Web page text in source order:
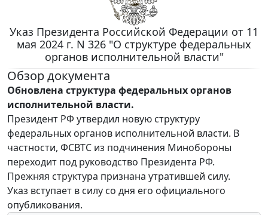
Указ Президента Российской Федерации от 11
мая 2024 г. N 326 "О структуре федеральных
органов исполнительной власти"
Обзор документа
Обновлена структура федеральных органов
исполнительной власти.
Президент РФ утвердил новую структуру
федеральных органов исполнительной власти. В
частности, ФСВТС из подчинения Минобороны
переходит под руководство Президента РФ.
Прежняя структура признана утратившей силу.
Указ вступает в силу со дня его официального
опубликования.